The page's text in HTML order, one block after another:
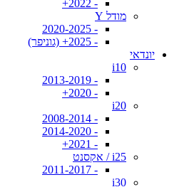
- 2022+
מודל Y
- 2020-2025
- 2025+ (גוניפר)
יונדאי
i10
- 2013-2019
- 2020+
i20
- 2008-2014
- 2014-2020
- 2021+
i25 / אקסנט
- 2011-2017
i30